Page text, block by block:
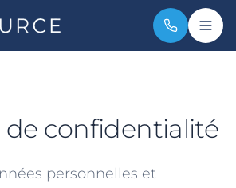
de confidentialité
personnelles et